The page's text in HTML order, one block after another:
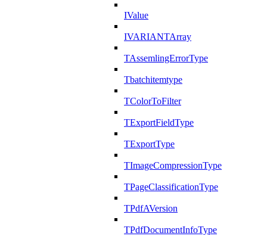
IValue
IVARIANTArray
TAssemlingErrorType
Tbatchitemtype
TColorToFilter
TExportFieldType
TExportType
TImageCompressionType
TPageClassificationType
TPdfAVersion
TPdfDocumentInfoType